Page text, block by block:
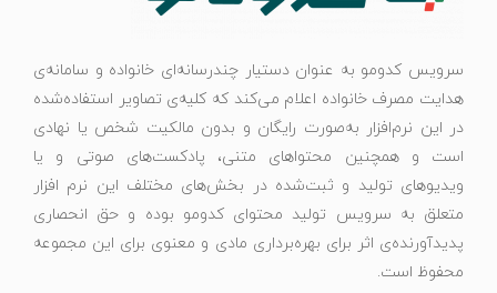
سرویس کدومو به عنوان دستیار چندرسانه‌ای خانواده و سامانه‌ی
هدایت مصرف خانواده اعلام می‌کند که کلیه‌ی تصاویر استفاده‌شده
در این نرم‌افزار به‌صورت رایگان و بدون مالکیت شخص یا نهادی
است و همچنین محتواهای متنی، پادکست‌های صوتی و یا
ویدیوهای تولید و ثبت‌شده در بخش‌های مختلف این نرم افزار
متعلق به سرویس تولید محتوای کدومو بوده و حق انحصاری
پدیدآورنده‌ی اثر برای بهره‌برداری مادی و معنوی برای این مجموعه
محفوظ است.